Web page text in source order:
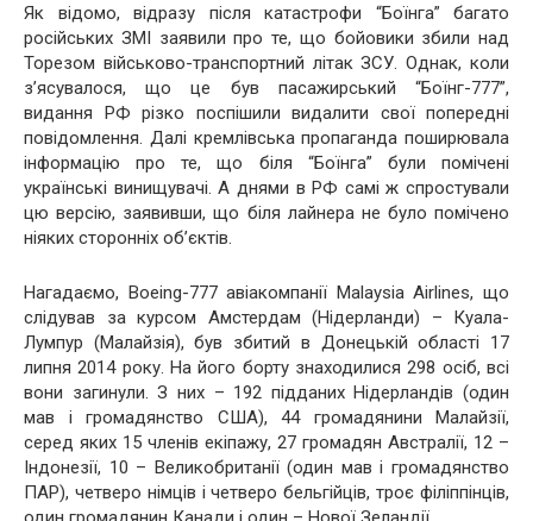
Як відомо, відразу після катастрофи “Боїнга” багато
російських ЗМІ заявили про те, що бойовики збили над
Торезом військово-транспортний літак ЗСУ. Однак, коли
з’ясувалося, що це був пасажирський “Боїнг-777”,
видання РФ різко поспішили видалити свої попередні
повідомлення. Далі кремлівська пропаганда поширювала
інформацію про те, що біля “Боїнга” були помічені
українські винищувачі. А днями в РФ самі ж спростували
цю версію, заявивши, що біля лайнера не було помічено
ніяких сторонніх об’єктів.
Нагадаємо, Boeing-777 авіакомпанії Malaysia Airlines, що
слідував за курсом Амстердам (Нідерланди) – Куала-
Лумпур (Малайзія), був збитий в Донецькій області 17
липня 2014 року. На його борту знаходилися 298 осіб, всі
вони загинули. З них – 192 підданих Нідерландів (один
мав і громадянство США), 44 громадянини Малайзії,
серед яких 15 членів екіпажу, 27 громадян Австралії, 12 –
Індонезії, 10 – Великобританії (один мав і громадянство
ПАР), четверо німців і четверо бельгійців, троє філіппінців,